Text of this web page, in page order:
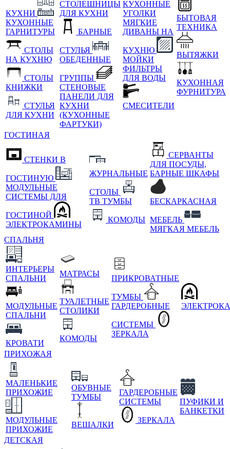
КУХНИ
КУХОННЫЕ
ГАРНИТУРЫ
СТОЛЫ
НА КУХНЮ
СТОЛЫ
КНИЖКИ
СТУЛЬЯ
ДЛЯ КУХНИ
СТОЛЕШНИЦЫ
ДЛЯ КУХНИ
БАРНЫЕ
СТУЛЬЯ
ОБЕДЕННЫЕ
ГРУППЫ
СТЕНОВЫЕ
ПАНЕЛИ ДЛЯ
КУХНИ
(КУХОННЫЕ
ФАРТУКИ)
КУХОННЫЕ
УГОЛКИ
МЯГКИЕ
ДИВАНЫ НА
КУХНЮ
МОЙКИ
ФИЛЬТРЫ
ДЛЯ ВОДЫ
СМЕСИТЕЛИ
БЫТОВАЯ
ТЕХНИКА
ВЫТЯЖКИ
КУХОННАЯ
ФУРНИТУРА
ГОСТИНАЯ
СТЕНКИ В
ГОСТИНУЮ
МОДУЛЬНЫЕ
СИСТЕМЫ ДЛЯ
ГОСТИНОЙ
ЭЛЕКТРОКАМИНЫ
ЖУРНАЛЬНЫЕ
СТОЛЫ
ТВ ТУМБЫ
КОМОДЫ
СЕРВАНТЫ
ДЛЯ ПОСУДЫ,
БАРНЫЕ ШКАФЫ
БЕСКАРКАСНАЯ
МЕБЕЛЬ
МЯГКАЯ МЕБЕЛЬ
СПАЛЬНЯ
ИНТЕРЬЕРЫ
СПАЛЬНИ
МОДУЛЬНЫЕ
СПАЛЬНИ
КРОВАТИ
МАТРАСЫ
ТУАЛЕТНЫЕ
СТОЛИКИ
КОМОДЫ
ПРИКРОВАТНЫЕ
ТУМБЫ
ГАРДЕРОБНЫЕ
СИСТЕМЫ
ЗЕРКАЛА
ПРИХОЖАЯ
МАЛЕНЬКИЕ
ПРИХОЖИЕ
МОДУЛЬНЫЕ
ПРИХОЖИЕ
ОБУВНЫЕ
ТУМБЫ
ВЕШАЛКИ
ГАРДЕРОБНЫЕ
СИСТЕМЫ
ЗЕРКАЛА
ПУФИКИ И
БАНКЕТКИ
ДЕТСКАЯ